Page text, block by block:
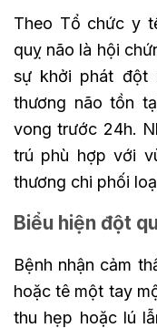
Theo Tổ chức y
quỵ não là hội
sự khởi phát đột
thương não tồn
vong trước 24h.
trú phù hợp với
thương chi phối
Biểu hiện đột
Bệnh nhận cảm
hoặc tê một tay
thu hẹp hoặc lú